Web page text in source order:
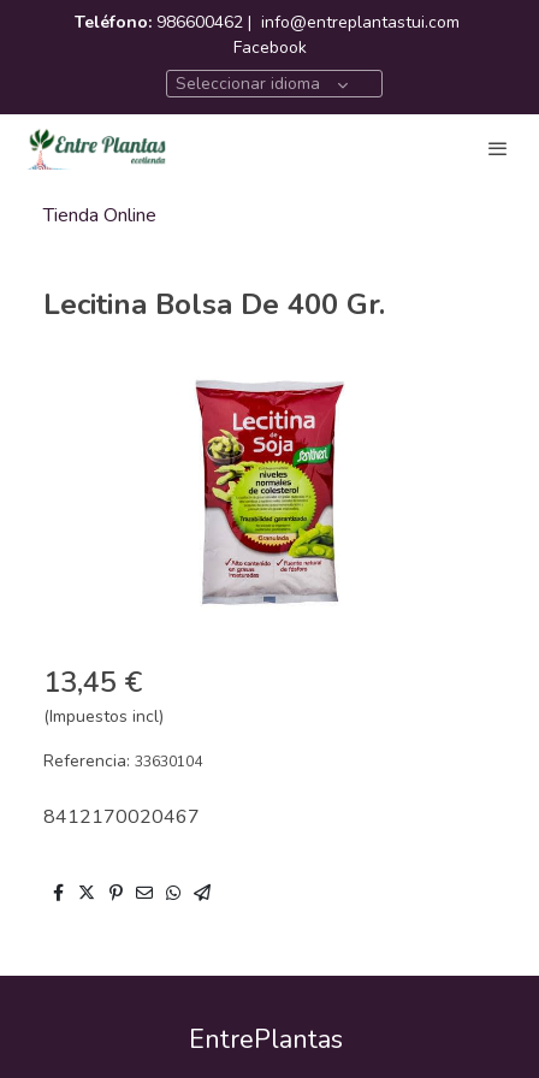
Teléfono: 986600462 | info@entreplantastui.com
Facebook
Seleccionar idioma
Tienda Online
Lecitina Bolsa De 400 Gr.
13,45 €
(Impuestos incl)
Referencia: 33630104
8412170020467
EntrePlantas